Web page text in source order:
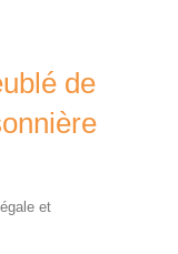
de
et